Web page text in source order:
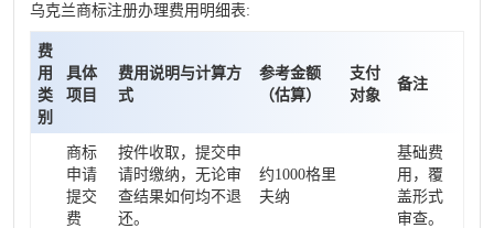
乌克兰商标注册办理费用明细表:
费
用
类
别
具体
项目
费用说明与计算方
式
参考金额
（估算）
支付
对象
备注
商标
申请
提交
费
按件收取，提交申
请时缴纳，无论审
查结果如何均不退
还。
约1000格里
夫纳
基础费
用，覆
盖形式
审查。